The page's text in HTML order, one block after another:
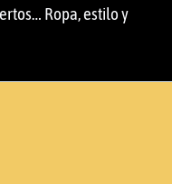
Ropa, estilo y